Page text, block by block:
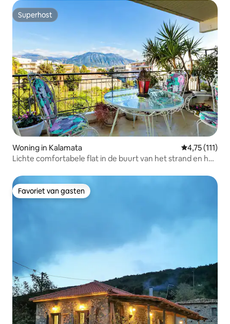
Superhost
Superhost
Woning in Kalamata Gemiddelde
4,75 (111)
Lichte comfortabele flat in de buurt van het strand en het
Favoriet van gasten
Favoriet van gasten